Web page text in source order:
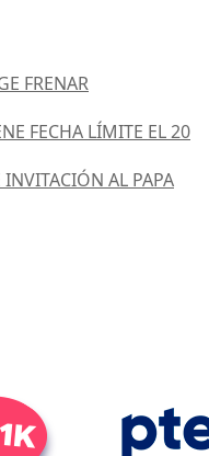
FRENAR
FECHA LÍMITE EL 20
AL PAPA